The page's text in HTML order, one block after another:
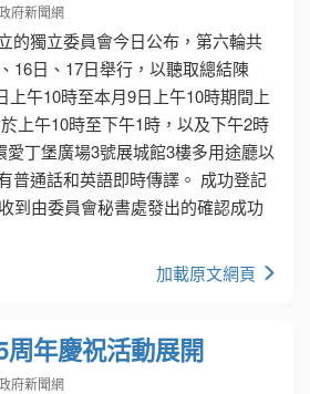
府新聞網
的獨立委員會今日公布，第六輪共
16日、17日舉行，以聽取總結陳
上午10時至本月9日上午10時期間上
上午10時至下午1時，以及下午2時
愛丁堡廣場3號展城館3樓多用途廳以
普通話和英語即時傳譯。 成功登記
到由委員會秘書處發出的確認成功
加載原文網頁
年慶祝活動展開
府新聞網